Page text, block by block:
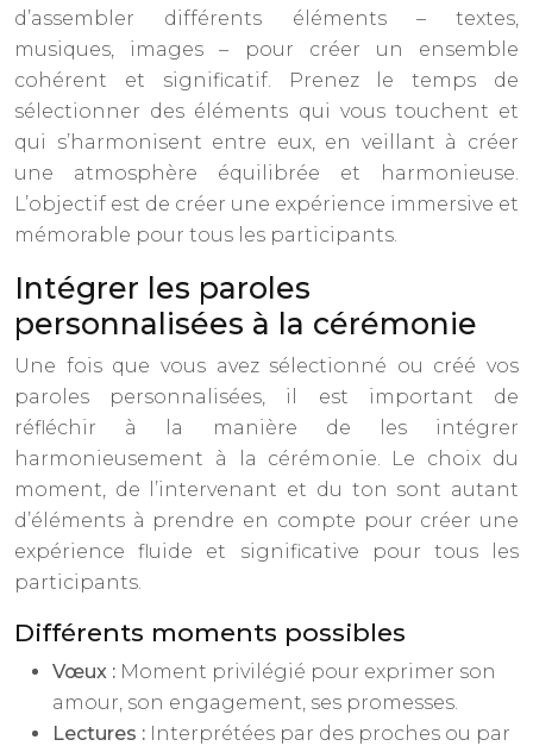
d’assembler différents éléments – textes,
musiques, images – pour créer un ensemble
cohérent et significatif. Prenez le temps de
sélectionner des éléments qui vous touchent et
qui s’harmonisent entre eux, en veillant à créer
une atmosphère équilibrée et harmonieuse.
L’objectif est de créer une expérience immersive et
mémorable pour tous les participants.
Intégrer les paroles
personnalisées à la cérémonie
Une fois que vous avez sélectionné ou créé vos
paroles personnalisées, il est important de
réfléchir à la manière de les intégrer
harmonieusement à la cérémonie. Le choix du
moment, de l’intervenant et du ton sont autant
d’éléments à prendre en compte pour créer une
expérience fluide et significative pour tous les
participants.
Différents moments possibles
Vœux : Moment privilégié pour exprimer son
amour, son engagement, ses promesses.
Lectures : Interprétées par des proches ou par